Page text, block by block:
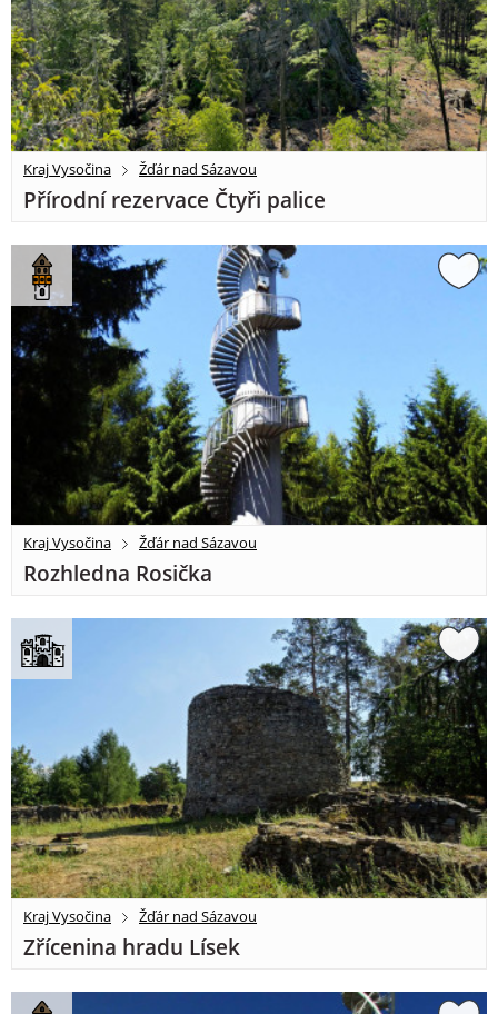
Kraj Vysočina Žďár nad Sázavou
Přírodní rezervace Čtyři palice
Kraj Vysočina Žďár nad Sázavou
Rozhledna Rosička
Kraj Vysočina Žďár nad Sázavou
Zřícenina hradu Lísek